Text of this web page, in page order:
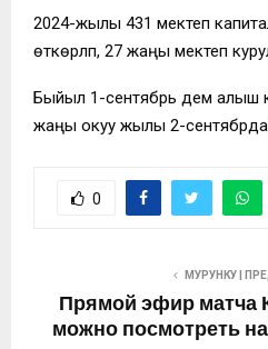
2024-жылы 431 мектеп
өткөрүлүп, 27 жаңы мектеп
Быйыл 1-сентябрь дем алыш
жаңы окуу жылы 2-
0
МУРУНКУ |
Прямой эфир матча
можно посмотреть